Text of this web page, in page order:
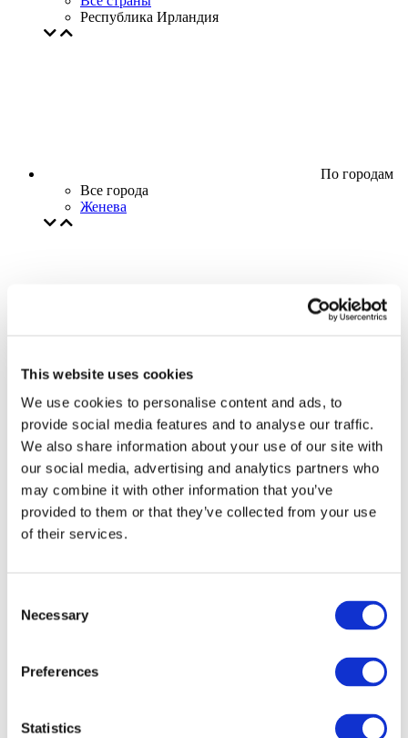
This website uses cookies
We use cookies to personalise content and ads, to
provide social media features and to analyse our traffic.
We also share information about your use of our site with
our social media, advertising and analytics partners who
may combine it with other information that you’ve
provided to them or that they’ve collected from your use
of their services.
Selection
Necessary
Preferences
Statistics
Республика Ирландия
По городам
Все города
Женева